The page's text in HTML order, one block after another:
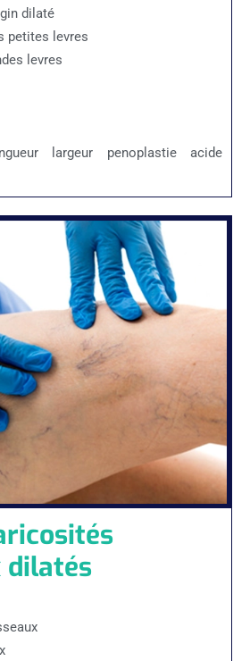
dilaté
petites levres
levres
largeur penoplastie acide
dilatés